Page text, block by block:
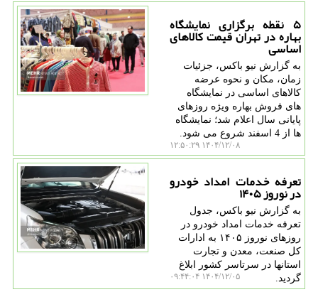
۵ نقطه برگزاری نمایشگاه
بهاره در تهران قیمت کالاهای
اساسی
به گزارش نیو باکس، جزئیات
زمان، مکان و نحوه عرضه
کالاهای اساسی در نمایشگاه
های فروش بهاره ویژه روزهای
پایانی سال اعلام شد؛ نمایشگاه
ها از 4 اسفند شروع می شود.
۱۴۰۴/۱۲/۰۸ ۱۲:۵۰:۲۹
تعرفه خدمات امداد خودرو
در نوروز ۱۴۰۵
به گزارش نیو باکس، جدول
تعرفه خدمات امداد خودرو در
روزهای نوروز ۱۴۰۵ به ادارات
کل صنعت، معدن و تجارت
استانها در سرتاسر کشور ابلاغ
گردید.
۱۴۰۴/۱۲/۰۵ ۰۹:۴۴:۰۴